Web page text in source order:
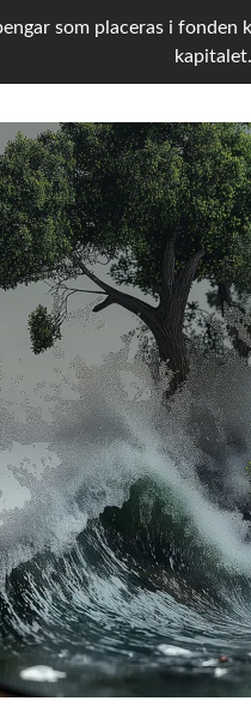
som placeras i
kapitalet.